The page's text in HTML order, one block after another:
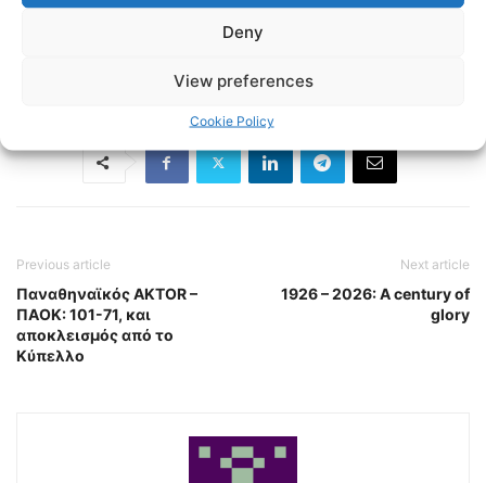
Deny
View preferences
Cookie Policy
#paok #paokfans #παοκ #thessaloniki
Previous article
Παναθηναϊκός ΑKTOR –
ΠΑΟΚ: 101-71, και
αποκλεισμός από το
Κύπελλο
Next article
1926 – 2026: A century of
glory